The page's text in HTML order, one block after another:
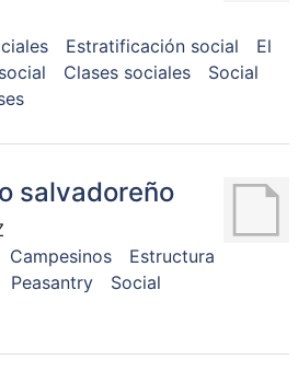
Estratificación social
El
Clases sociales
Social
salvadoreño
Campesinos
Estructura
Peasantry
Social